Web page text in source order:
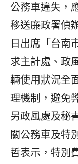
公務車違失，
移送廉政署偵
日出席「台南
求主計處、政
輛使用狀況全
理機制，避免
另政風處及秘
關公務車及特
哲表示，特別